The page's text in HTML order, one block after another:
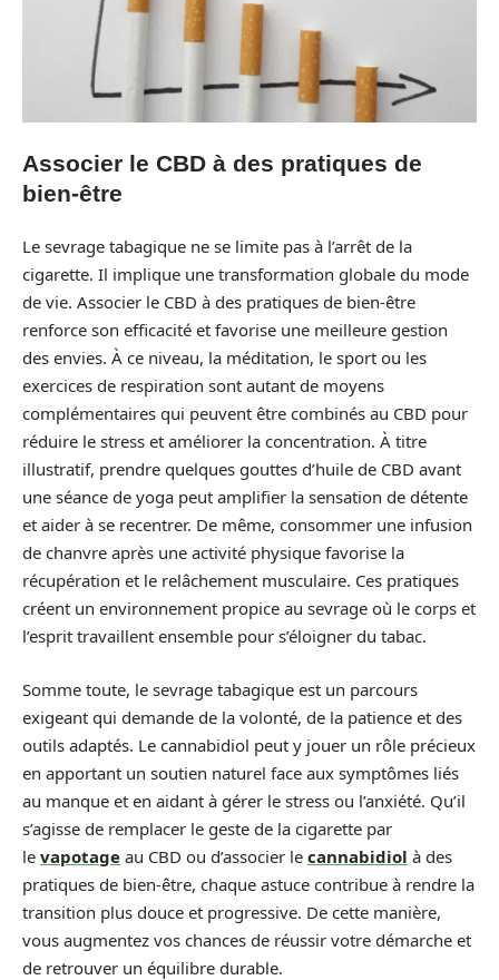
Associer le CBD à des pratiques de
bien-être
Le sevrage tabagique ne se limite pas à l’arrêt de la
cigarette. Il implique une transformation globale du mode
de vie. Associer le CBD à des pratiques de bien-être
renforce son efficacité et favorise une meilleure gestion
des envies. À ce niveau, la méditation, le sport ou les
exercices de respiration sont autant de moyens
complémentaires qui peuvent être combinés au CBD pour
réduire le stress et améliorer la concentration. À titre
illustratif, prendre quelques gouttes d’huile de CBD avant
une séance de yoga peut amplifier la sensation de détente
et aider à se recentrer. De même, consommer une infusion
de chanvre après une activité physique favorise la
récupération et le relâchement musculaire. Ces pratiques
créent un environnement propice au sevrage où le corps et
l’esprit travaillent ensemble pour s’éloigner du tabac.
Somme toute, le sevrage tabagique est un parcours
exigeant qui demande de la volonté, de la patience et des
outils adaptés. Le cannabidiol peut y jouer un rôle précieux
en apportant un soutien naturel face aux symptômes liés
au manque et en aidant à gérer le stress ou l’anxiété. Qu’il
s’agisse de remplacer le geste de la cigarette par
le vapotage au CBD ou d’associer le cannabidiol à des
pratiques de bien-être, chaque astuce contribue à rendre la
transition plus douce et progressive. De cette manière,
vous augmentez vos chances de réussir votre démarche et
de retrouver un équilibre durable.